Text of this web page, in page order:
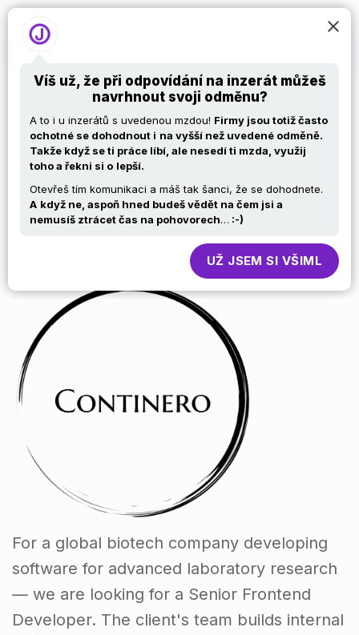
Senior Frontend
Developer —
Prague (Hybrid,
For a global biotech company developing
software for advanced laboratory research
— we are looking for a Senior Frontend
Developer. The client's team builds internal
Víš už, že při odpovídání na inzerát můžeš
navrhnout svoji odměnu?
A to i u inzerátů s uvedenou mzdou! Firmy jsou totiž často
ochotné se dohodnout i na vyšší než uvedené odměně.
Takže když se ti práce líbí, ale nesedí ti mzda, využij
toho a řekni si o lepší.
Otevřeš tím komunikaci a máš tak šanci, že se dohodnete.
A když ne, aspoň hned budeš vědět na čem jsi a
nemusíš ztrácet čas na pohovorech… :-)
UŽ JSEM SI VŠIML